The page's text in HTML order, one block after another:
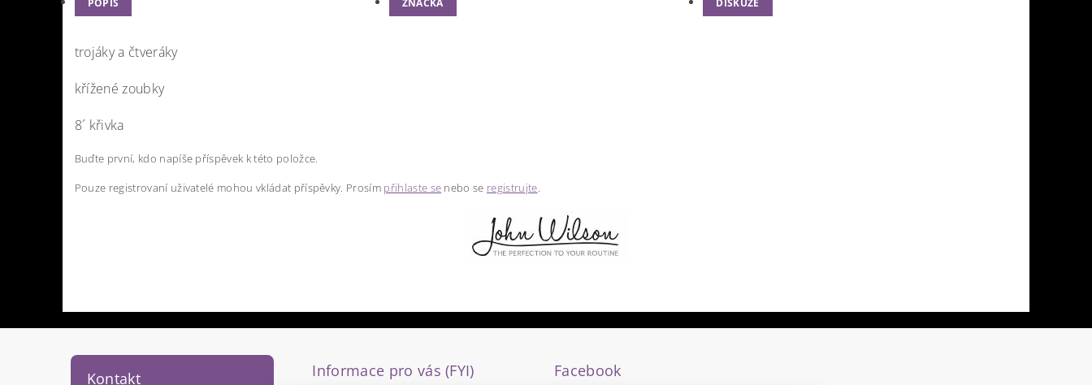
POPIS ZNAČKA DISKUZE
trojáky a čtveráky
křížené zoubky
8´ křivka
Buďte první, kdo napíše příspěvek k této položce.
Pouze registrovaní uživatelé mohou vkládat příspěvky. Prosím přihlaste se nebo se registrujte.
Kontakt Informace pro vás (FYI) Facebook